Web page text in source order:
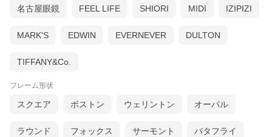
名古屋眼鏡 FEEL LIFE SHIORI MIDI IZIPIZI
MARK'S EDWIN EVERNEVER DULTON
TIFFANY&Co.
フレーム形状
スクエア ボストン ウェリントン オーバル
ラウンド フォックス サーモント バタフライ